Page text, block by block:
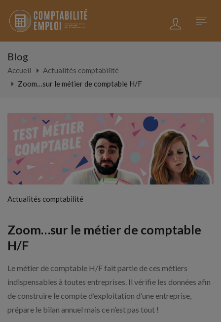
Blog
Accueil
Actualités comptabilité
Zoom…sur le métier de comptable H/F
Actualités comptabilité
Zoom…sur le métier de comptable
H/F
Le métier de comptable H/F fait partie de ces métiers
indispensables à toutes entreprises. Il vérifie les données afin
de construire le compte d’exploitation d’une entreprise,
prépare le bilan annuel mais ce n’est pas tout !